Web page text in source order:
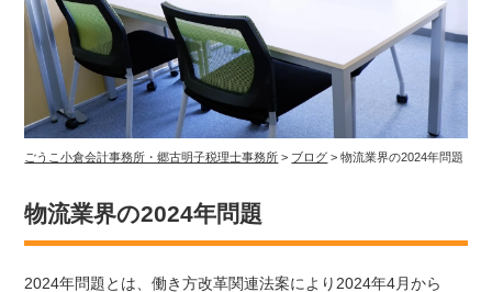
ごうこ小倉会計事務所・郷古明子税理士事務所 > ブログ >物流業界の2024年問題
物流業界の2024年問題
2024年問題とは、働き方改革関連法案により2024年4月から